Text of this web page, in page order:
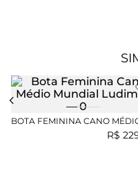
BOTA FEMININA CANO
R$